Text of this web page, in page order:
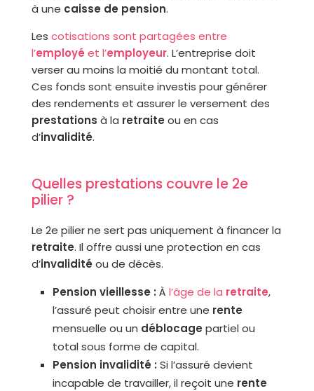
à une caisse de pension.
Les cotisations sont partagées entre
l’employé et l’employeur. L’entreprise doit
verser au moins la moitié du montant total.
Ces fonds sont ensuite investis pour générer
des rendements et assurer le versement des
prestations à la retraite ou en cas
d’invalidité.
Quelles prestations couvre le 2e
pilier ?
Le 2e pilier ne sert pas uniquement à financer la
retraite. Il offre aussi une protection en cas
d’invalidité ou de décès.
Pension vieillesse : À l’âge de la retraite,
l’assuré peut choisir entre une rente
mensuelle ou un déblocage partiel ou
total sous forme de capital.
Pension invalidité : Si l’assuré devient
incapable de travailler, il reçoit une rente